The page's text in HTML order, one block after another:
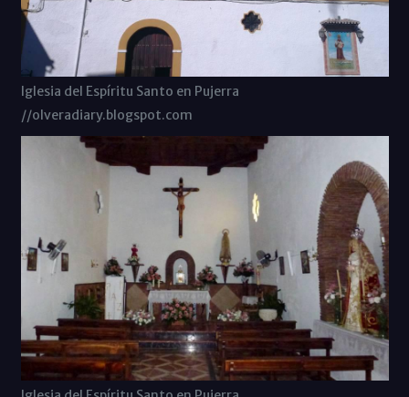
Iglesia del Espíritu Santo en Pujerra
//olveradiary.blogspot.com